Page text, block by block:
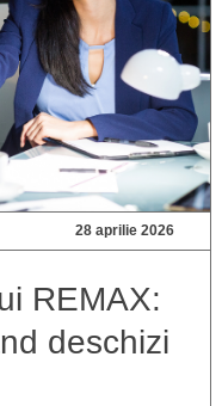
28 aprilie 2026
REMAX:
deschizi